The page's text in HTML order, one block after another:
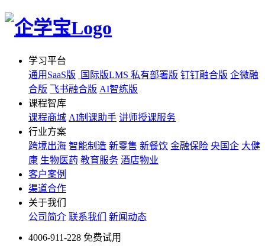
学习平台
通用SaaS版
国际版LMS 私有部署版 钉钉融合版 企微融
合版 飞书融合版 AI智练版
课程智库
课程商城 AI制课助手 讲师授课服务
行业方案
跨境出海 智能制造 新零售 新餐饮 金融保险 央国企 大健
康 生物医药 教育服务 酒店物业
客户案例
渠道合作
关于我们
公司简介 联系我们 新闻动态
4006-911-228 免费试用